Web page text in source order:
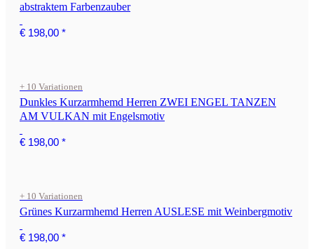
abstraktem Farbenzauber
€ 198,00 *
+ 10 Variationen
Dunkles Kurzarmhemd Herren ZWEI ENGEL TANZEN
AM VULKAN mit Engelsmotiv
€ 198,00 *
+ 10 Variationen
Grünes Kurzarmhemd Herren AUSLESE mit Weinbergmotiv
€ 198,00 *